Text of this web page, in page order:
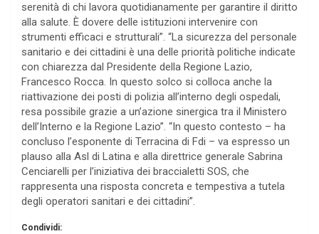
serenità di chi lavora quotidianamente per garantire il diritto
alla salute. È dovere delle istituzioni intervenire con
strumenti efficaci e strutturali”. “La sicurezza del personale
sanitario e dei cittadini è una delle priorità politiche indicate
con chiarezza dal Presidente della Regione Lazio,
Francesco Rocca. In questo solco si colloca anche la
riattivazione dei posti di polizia all’interno degli ospedali,
resa possibile grazie a un’azione sinergica tra il Ministero
dell’Interno e la Regione Lazio”. “In questo contesto – ha
concluso l’esponente di Terracina di Fdi – va espresso un
plauso alla Asl di Latina e alla direttrice generale Sabrina
Cenciarelli per l’iniziativa dei braccialetti SOS, che
rappresenta una risposta concreta e tempestiva a tutela
degli operatori sanitari e dei cittadini”.
Condividi: